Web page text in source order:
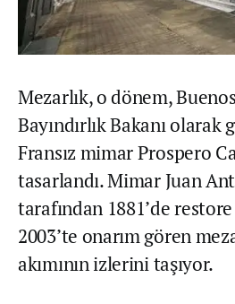
Mezarlık, o dönem,
Bayındırlık Bakanı olarak
Fransız mimar Prospero
tasarlandı. Mimar Juan
tarafından 1881’de
2003’te onarım gören
akımının izlerini taşıyor.